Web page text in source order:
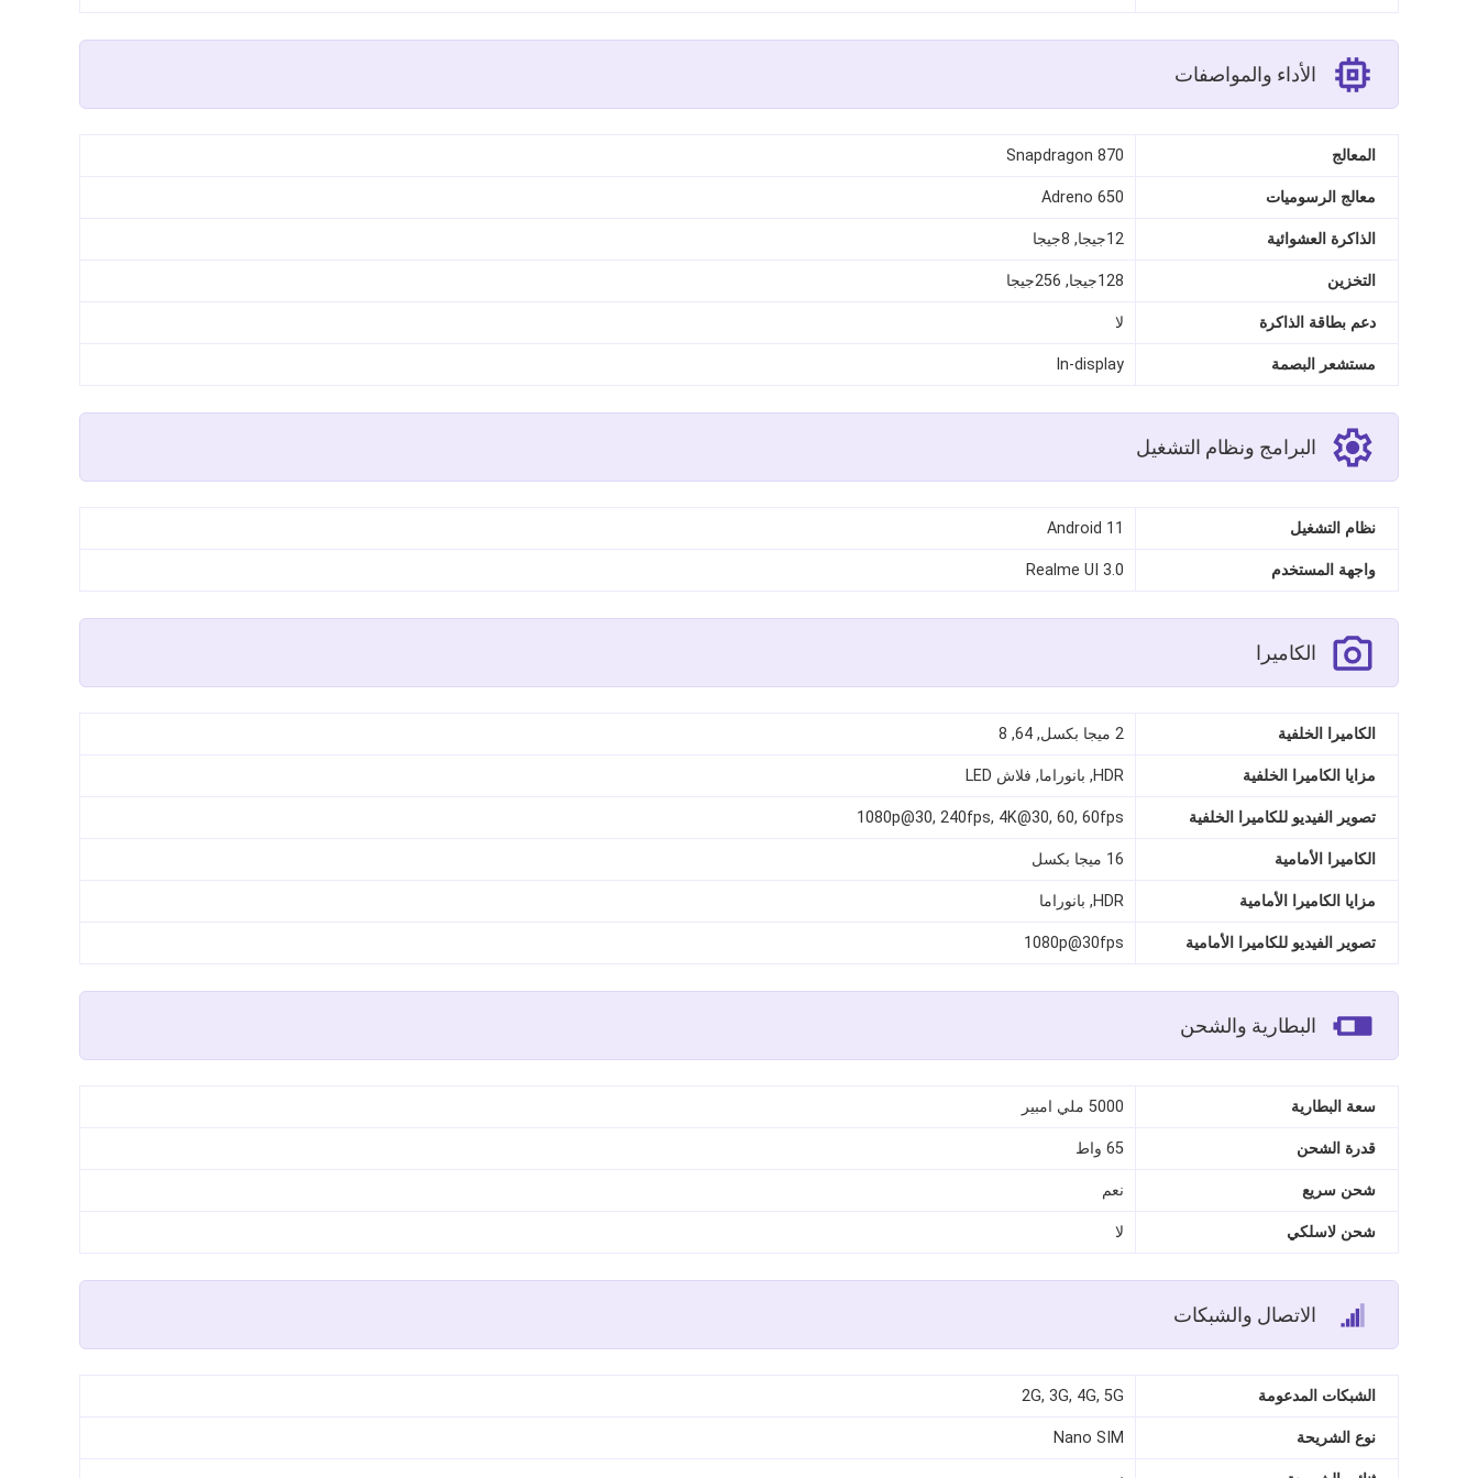
الأداء والمواصفات
المعالج Snapdragon 870
معالج الرسوميات Adreno 650
الذاكرة العشوائية 12جيجا, 8جيجا
التخزين 128جيجا, 256جيجا
دعم بطاقة الذاكرة لا
مستشعر البصمة In-display
البرامج ونظام التشغيل
نظام التشغيل Android 11
واجهة المستخدم Realme UI 3.0
الكاميرا
الكاميرا الخلفية 2 ميجا بكسل, 64, 8
مزايا الكاميرا الخلفية HDR, بانوراما, فلاش LED
تصوير الفيديو للكاميرا الخلفية 1080p@30, 240fps, 4K@30, 60, 60fps
الكاميرا الأمامية 16 ميجا بكسل
مزايا الكاميرا الأمامية HDR, بانوراما
تصوير الفيديو للكاميرا الأمامية 1080p@30fps
البطارية والشحن
سعة البطارية 5000 ملي امبير
قدرة الشحن 65 واط
شحن سريع نعم
شحن لاسلكي لا
الاتصال والشبكات
الشبكات المدعومة 2G, 3G, 4G, 5G
نوع الشريحة Nano SIM